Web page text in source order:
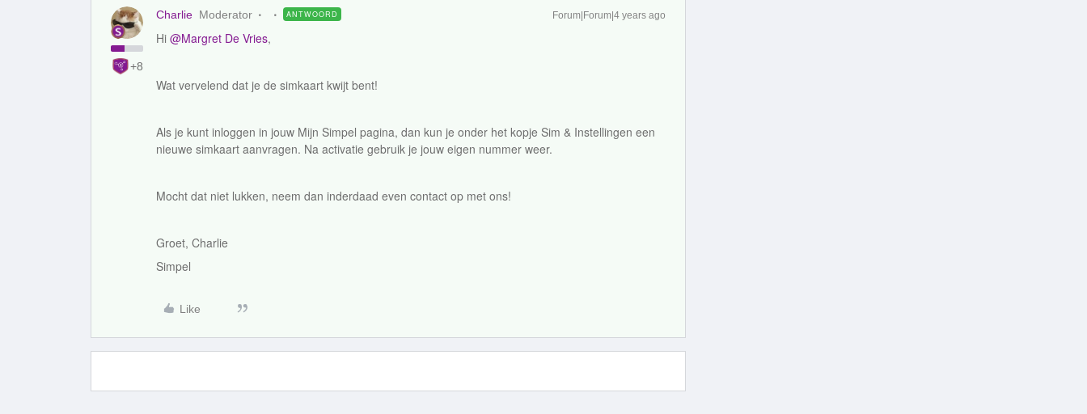
+8
Charlie Moderator ANTWOORD Forum|Forum|4 years ago
Hi @Margret De Vries,
Wat vervelend dat je de simkaart kwijt bent!
Als je kunt inloggen in jouw Mijn Simpel pagina, dan kun je onder het kopje Sim & Instellingen een
nieuwe simkaart aanvragen. Na activatie gebruik je jouw eigen nummer weer.
Mocht dat niet lukken, neem dan inderdaad even contact op met ons!
Groet, Charlie
Simpel
Like